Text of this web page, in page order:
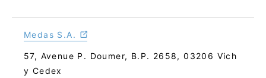
Medas S.A.
57, Avenue P. Doumer, B.P. 2658, 03206 Vich
y Cedex